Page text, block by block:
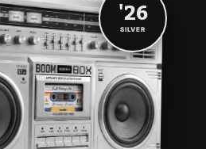
'26
SILVER